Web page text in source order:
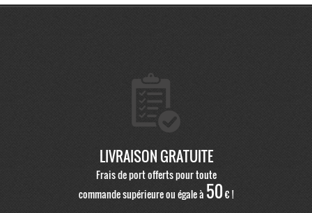
LIVRAISON GRATUITE
Frais de port offerts pour toute
commande supérieure ou égale à 50€ !